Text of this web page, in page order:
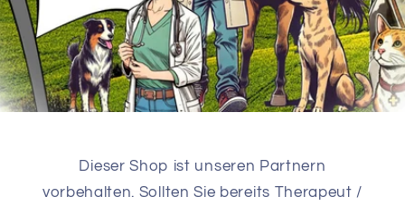
Dieser Shop ist unseren Partnern
vorbehalten. Sollten Sie bereits Therapeut /